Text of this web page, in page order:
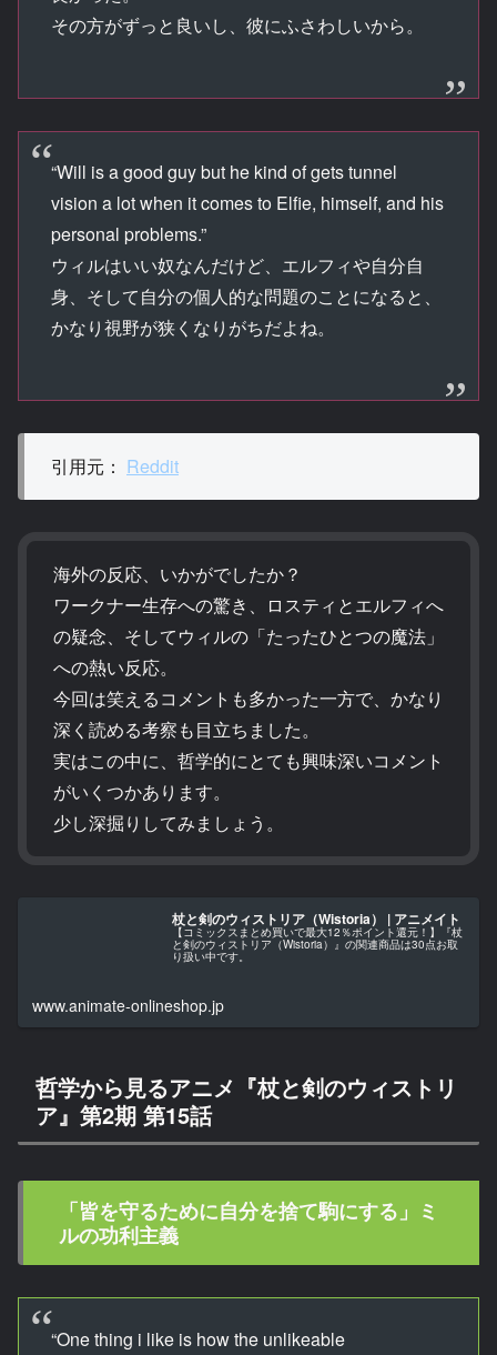
その方がずっと良いし、彼にふさわしいから。
“Will is a good guy but he kind of gets tunnel
vision a lot when it comes to Elfie, himself, and his
personal problems.”
ウィルはいい奴なんだけど、エルフィや自分自
身、そして自分の個人的な問題のことになると、
かなり視野が狭くなりがちだよね。
引用元： Reddit
海外の反応、いかがでしたか？
ワークナー生存への驚き、ロスティとエルフィへ
の疑念、そしてウィルの「たったひとつの魔法」
への熱い反応。
今回は笑えるコメントも多かった一方で、かなり
深く読める考察も目立ちました。
実はこの中に、哲学的にとても興味深いコメント
がいくつかあります。
少し深掘りしてみましょう。
杖と剣のウィストリア（Wistoria） | アニメイト
【コミックスまとめ買いで最大12％ポイント還元！】『杖
と剣のウィストリア（Wistoria）』の関連商品は30点お取
り扱い中です。
www.animate-onlineshop.jp
哲学から見るアニメ『杖と剣のウィストリ
ア』第2期 第15話
「皆を守るために自分を捨て駒にする」ミ
ルの功利主義
“One thing i like is how the unlikeable